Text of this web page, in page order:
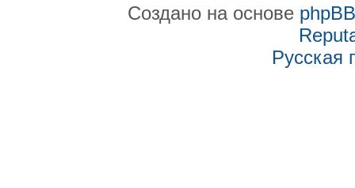
Создано на основе phpBB
Русская